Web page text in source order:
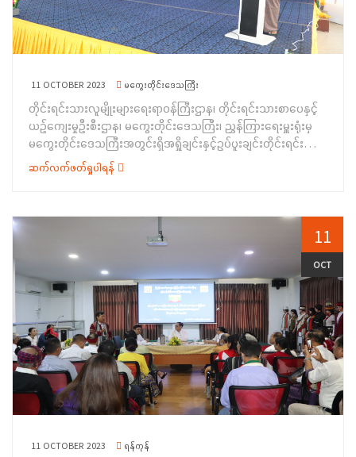
ပြောကြား ခဲ့ပါသည်။ ဆက်လက်ပြီးစာရေးဆရာအကြီးကိုကို(ကသာ)က
ပြိုင်ပွဲစည်းမျဉ်းစည်းကမ်းများနှင့် ပြိုင်ပွဲများကျင်းပပြုလုပ်ပေးခဲ့မှု
အခြေအနေများအား ရှင်းလင်းပြောကြားခဲ့ပါသည်။ ထို့နောက် ကျပန်း
အခြေခံပညာအထက်တန်းကျောင်း (၆)ကျောင်းမှ ကျောင်းသား/
ကျောင်းပေါင်းစုံစာစီစာကုံး၊ ပန်းချီ၊ ကျပန်းစကားပြောပြိုင်ပွဲများ တွင်
ပထမဆု၊ ဒုတိယဆု၊ တတိယဆုနှင့် အထူးဆုရရှိသူများအား ဂုဏ်ပြုဆု
များ ပေးအပ်ချီးမြှင့်ခဲ့ပြီး သက်ဆိုင်ရာ တာဝန်ရှိသူများနှင့် ဒိုင်အဖွဲ့ဝင်
များအား ဂုဏ်ပြုမှတ်တမ်းလွှာများနှင့် အမှတ်တရ လက်ဆောင်ပစ္စည်း
တွင် ပြသထားရှိမှုများအား လေ့လာကြည့်ရှုခဲ့ကြကြောင်း သတင်းရရှိ
11 OCTOBER 2023 မကွေးတိုင်းဒေသကြီး
တိုင်းရင်းသားလူမျိုးများရေးရာဝန်ကြီးဌာန၊ တိုင်းရင်းသားစာပေနှင့်
ယဉ်ကျေးမှုဦးစီးဌာန၊ မကွေးတိုင်းဒေသကြီး၊ ညွှန်ကြားရေးမှူးရုံးမှ
မကွေးတိုင်းဒေသကြီးအတွင်းရှိအရှိုချင်းနှင့်ဥပ်ပူးချင်းတိုင်းရင်းသား
စာပေနှင့်ယဉ်ကျေးမှုအသင်းအဖွဲ့များသို့တိုင်းရင်းသားပုံပြ၊ပုံပြင်
စာအုပ်များပေးအပ်ပွဲအခမ်းအနားကို ၂၀၂၃ခုနှစ်၊ အောက်တို ဘာလ
တိုင်းရင်းသားစာပေနှင့်ယဉ်ကျေးမှုဦးစီးဌာန၊ မကွေးတိုင်းဒေသကြီး၊
ညွှန်ကြားရေးမှူး အစည်းအဝေးခန်းမ၌ ကျင်းပပြုလုပ်ခဲ့ပါသည်။
ရှေးဦးစွာ မကွေးတိုင်းဒေသကြီးအစိုးရအဖွဲ့၊ တိုင်းရင်းသားရေးရာ
ဝန်ကြီး၊ ဦးထွန်းခင်က အဖွင့်အမှာစကားပြောကြားပြီး တိုင်းရင်းသား
စာပေနှင့်ယဉ်ကျေးမှုဦးစီးဌာန၊ မကွေးတိုင်းဒေသကြီး၊ ညွှန်ကြားရေး
မှူးရုံး တာဝန်ခံ ဒုတိယညွှန်ကြာရေးမှူး ဒေါ်ရီရီဝင်းက တိုင်းရင်းသား
ပုံပြ၊ ပုံပြင် စာအုပ်များပေးအပ်ရခြင်းရည်ရွယ်ချက်များ၊
တိုင်းရင်းသားလူမျိုးများဟူသော အဓိပ္ပါယ်၊ တိုင်းရင်းသားရေးရာ
ဟူသော အဓိပ္ပါယ်များ၊ တိုင်းရင်းသားဘာသာစာပေသင် Teaching
Assistant (TA)နှင့် Language Teacher (LT)ဆရာ၊ ဆရာမများ
လျှောက်လွှာများနှင့်ပတ်သက်၍ ရှင်းလင်းပြောကြားခဲ့ပါသည်။
ဆက်လက်ပြီး တိုင်းရင်းသားစာပေနှင့်ယဉ်ကျေးမှုဦးစီးဌာနမှ တာဝန်ရှိ
နှင့်ယဉ်ကျေးမှု အသင်းအဖွဲ့များမှ အသင်းအဖွဲ့မှတ်ပုံတင်သက်တမ်း
ဆက်လက်ဖတ်ရှုပါရန်
11
OCT
11 OCTOBER 2023 ရန်ကုန်